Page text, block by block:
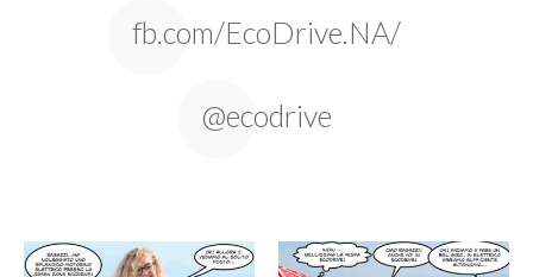
fb.com/EcoDrive.NA/
@ecodrive